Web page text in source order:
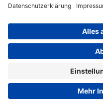
Hätte gern gewusst, wie
Ok uns hier im board,
die sehen jeden krümel.
Inhalt melden
Datenschutzerklärung